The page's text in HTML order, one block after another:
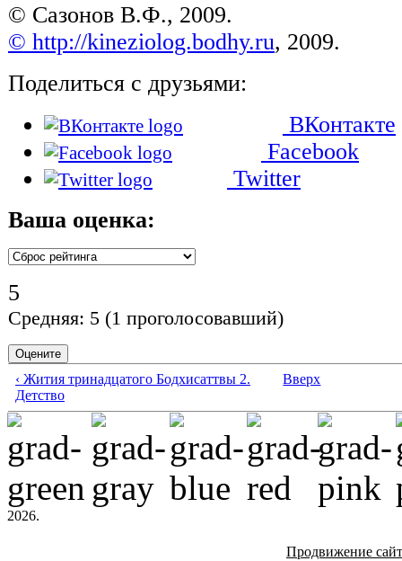
© Сазонов В.Ф., 2009.
© http://kineziolog.bodhy.ru, 2009.
Поделиться с друзьями:
ВКонтакте
Facebook
Twitter
Ваша оценка:
5
Средняя: 5 (1 проголосовавший)
‹ Жития тринадцатого Бодхисаттвы 2.
Детство
Вверх
2026.
Продвижение